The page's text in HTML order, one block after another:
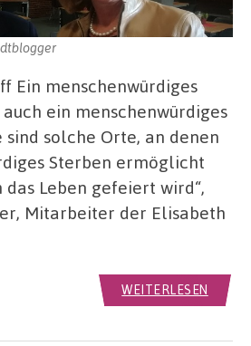
Ein menschenwürdiges
ein menschenwürdiges
sind solche Orte, an denen
Sterben ermöglicht
Leben gefeiert wird“,
Mitarbeiter der Elisabeth
WEITERLESEN